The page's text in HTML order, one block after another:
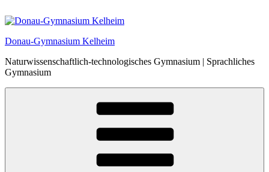
Inhalt
Donau-Gymnasium Kelheim
Naturwissenschaftlich-technologisches Gymnasium | Sprachliches
Gymnasium